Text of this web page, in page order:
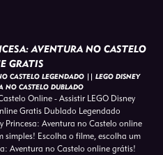
AVENTURA NO CASTELO
GRATIS
CASTELO LEGENDADO || LEGO DISNEY
NO CASTELO DUBLADO
Online - Assistir LEGO Disney
Gratis Dublado Legendado
Princesa: Aventura no Castelo online
simples! Escolha o filme, escolha um
Aventura no Castelo online grátis!